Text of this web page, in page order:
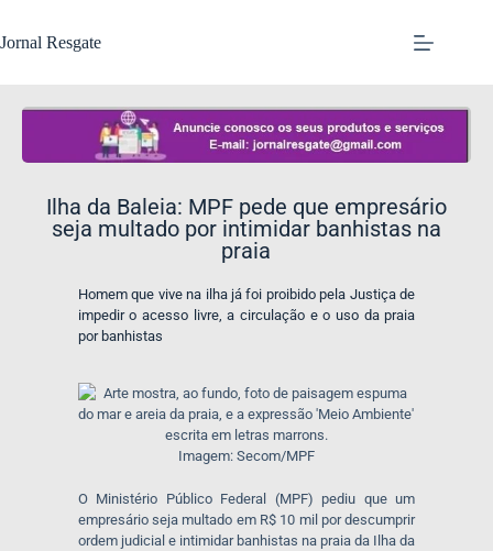
Jornal Resgate
Ilha da Baleia: MPF pede que empresário
seja multado por intimidar banhistas na
praia
Homem que vive na ilha já foi proibido pela Justiça de
impedir o acesso livre, a circulação e o uso da praia
por banhistas
Imagem: Secom/MPF
O Ministério Público Federal (MPF) pediu que um
empresário seja multado em R$ 10 mil por descumprir
ordem judicial e intimidar banhistas na praia da Ilha da